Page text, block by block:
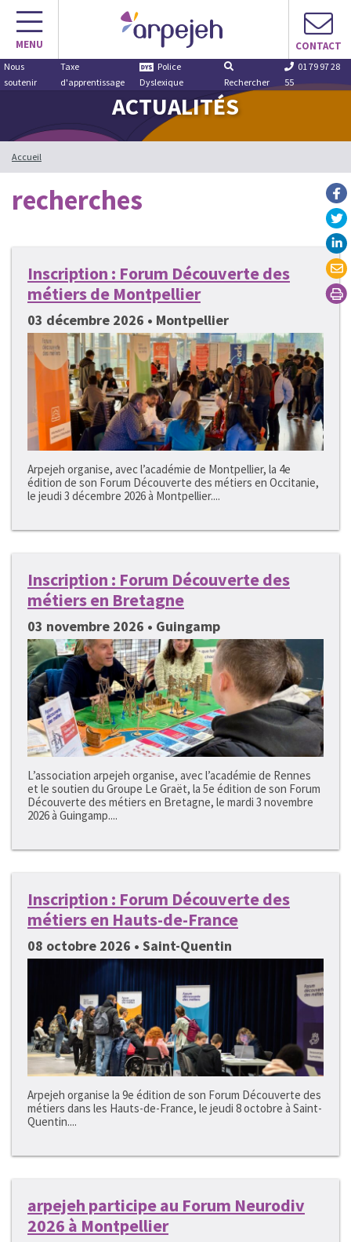
Aller
contenu
MENU CONTACT
Nous
soutenir
Taxe
d'apprentissage
Police
Dyslexique
Rechercher
01 79 97 28
55
ACTUALITÉS
Accueil
recherches
Inscription : Forum Découverte des
métiers de Montpellier
03 décembre 2026 • Montpellier
Arpejeh organise, avec l’académie de Montpellier, la 4e
édition de son Forum Découverte des métiers en Occitanie,
le jeudi 3 décembre 2026 à Montpellier....
Inscription : Forum Découverte des
métiers en Bretagne
03 novembre 2026 • Guingamp
L’association arpejeh organise, avec l’académie de Rennes
et le soutien du Groupe Le Graët, la 5e édition de son Forum
Découverte des métiers en Bretagne, le mardi 3 novembre
2026 à Guingamp....
Inscription : Forum Découverte des
métiers en Hauts-de-France
08 octobre 2026 • Saint-Quentin
Arpejeh organise la 9e édition de son Forum Découverte des
métiers dans les Hauts-de-France, le jeudi 8 octobre à Saint-
Quentin....
arpejeh participe au Forum Neurodiv
2026 à Montpellier